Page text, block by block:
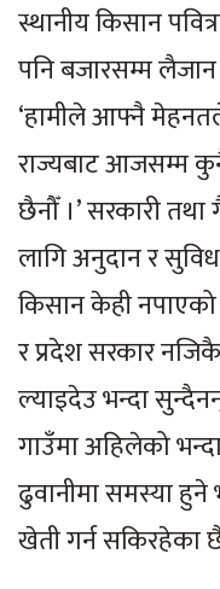
स्थानीय किसान
पनि बजारसम्म
‘हामीले आफ्नै
राज्यबाट आजसम्म
छैनौँ ।’ सरकारी
लागि अनुदान र
किसान केही
र प्रदेश सरकार
ल्याइदेउ भन्दा
गाउँमा अहिलेको
ढुवानीमा समस्या
खेती गर्न सकिरहेका